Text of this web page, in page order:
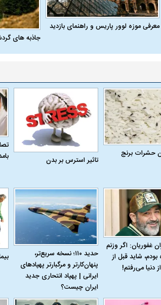
معرفی موزه لوور پاریس و راهنمای بازدید
جاذبه های
حشرات برنج
تاثیر استرس بر بدن
غفوریان: اگر وزنم
بودم، شاید قبل از
دنیا می‌رفتم!
حدید ۱۱۰؛ نسخه سریع‌تر،
پنهان‌کارتر و مرگبارتر پهپادهای
ایرانی | پهپاد انتحاری جدید
ایران چیست؟
نجومی رضایتنامه مدافع موردنظر
لو رفت
دو خرید جدید
امضای قرارداد